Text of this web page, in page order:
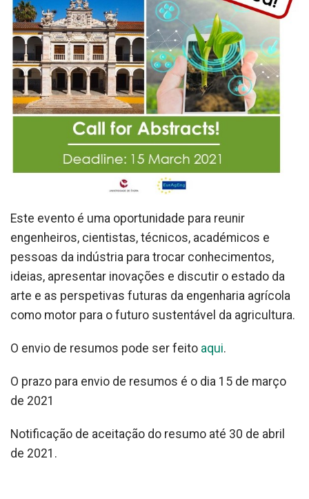
Este evento é uma oportunidade para reunir
engenheiros, cientistas, técnicos, académicos e
pessoas da indústria para trocar conhecimentos,
ideias, apresentar inovações e discutir o estado da
arte e as perspetivas futuras da engenharia agrícola
como motor para o futuro sustentável da agricultura.
O envio de resumos pode ser feito aqui.
O prazo para envio de resumos é o dia 15 de março
de 2021
Notificação de aceitação do resumo até 30 de abril
de 2021.